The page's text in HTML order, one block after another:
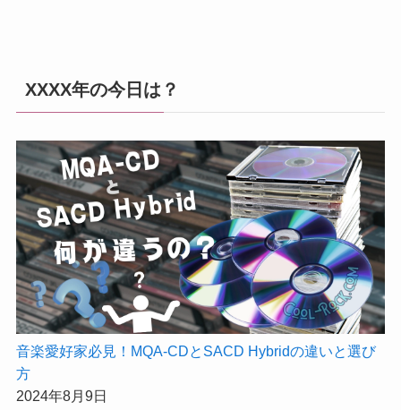
XXXX年の今日は？
音楽愛好家必見！MQA-CDとSACD Hybridの違いと選び
方
2024年8月9日